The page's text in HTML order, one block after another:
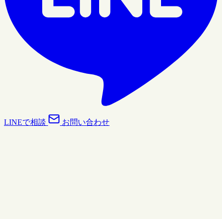
LINEで相談 お問い合わせ